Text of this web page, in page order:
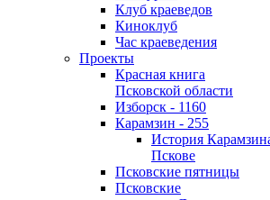
Клуб краеведов
Киноклуб
Час краеведения
Проекты
Красная книга
Псковской области
Изборск - 1160
Карамзин - 255
История
Пскове
Псковские пятницы
Псковские